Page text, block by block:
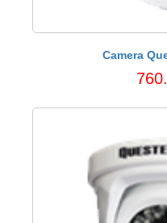
Camera